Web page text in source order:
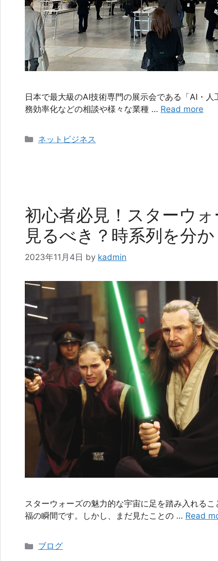
日本で最大級のAI技術専門の展示会である「AI・
務効率化などの相談や様々な業種 … Read more
カ
ネットビジネス
初心者必見！スターウ
見るべき？時系列を分
2023年11月4日 by kadmin
スターウォーズの魅力的な宇宙に足を踏み入れる
福の瞬間です。しかし、まだ見たことの … Read
カ
ブログ